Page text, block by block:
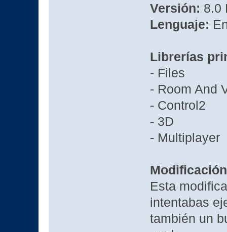
Versión: 8.0
Lenguaje:
Librerías
- Files
- Room And
- Control2
- 3D
- Multiplayer
Esta
intentabas
también un